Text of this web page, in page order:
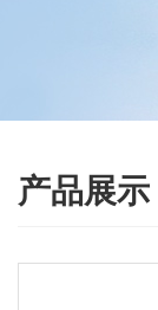
产品展示